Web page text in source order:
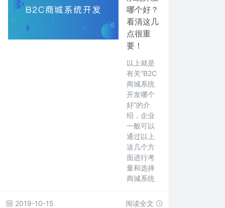
哪个好？
看清这几
点很重
要！
以上就是
有关“B2C
商城系统
开发哪个
好”的介
绍，企业
一般可以
通过以上
这几个方
面进行考
量和选择
商城系统
2019-10-15 阅读全文